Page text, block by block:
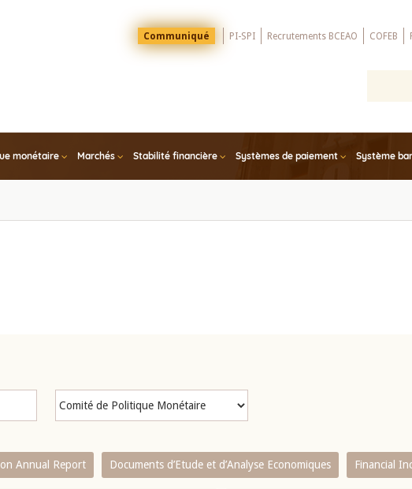
Menu
Top
Communiqué PI-SPI Recrutements BCEAO COFEB
monétaire Marchés Stabilité financière Systèmes de paiement Système
Annual Report Documents d’Etude et d’Analyse Economiques Financial